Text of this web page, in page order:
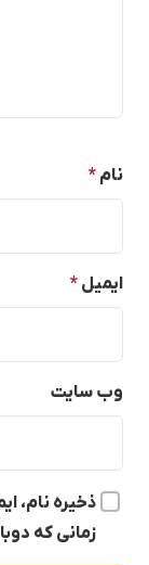
نام *
ایمیل *
وب‌ سایت
ذخیره نام،
زمانی که